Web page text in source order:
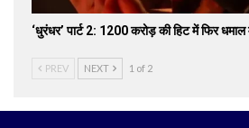
‘धुरंधर’ पार्ट 2: 1200 करोड़ की हिट में फिर धमाल
PREV NEXT 1 of 2